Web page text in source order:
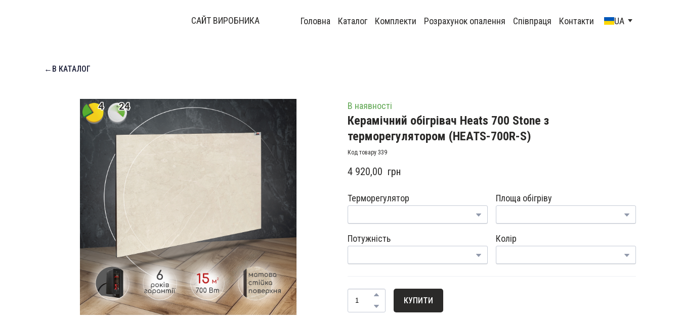
САЙТ ВИРОБНИКА Головна Каталог Комплекти Розрахунок опалення Співпраця Контакти UA
←В КАТАЛОГ
В наявності
Керамічний обігрівач Heats 700 Stone з
терморегулятором (HEATS-700R-S)
Код товару 339
4 920,00  грн
Терморегулятор Площа обігріву
Потужність Колір
КУПИТИ